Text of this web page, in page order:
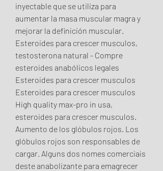
inyectable que se utiliza para
aumentar la masa muscular magra y
mejorar la definición muscular.
Esteroides para crescer musculos,
testosterona natural - Compre
esteroides anabólicos legales
Esteroides para crescer musculos
Esteroides para crescer musculos
High quality max-pro in usa,
esteroides para crescer musculos.
Aumento de los glóbulos rojos. Los
glóbulos rojos son responsables de
cargar. Alguns dos nomes comerciais
deste anabolizante para emagrecer